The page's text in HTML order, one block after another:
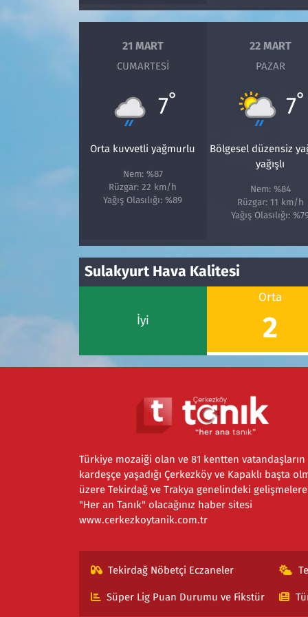
21 MART
CUMARTESI
7°
Orta kuvvetli yağmurlu
Nem: %87
Rüzgar: 22 km/h
Yağış Olasılığı: %89
22 MART
PAZAR
7°
Bölgesel düzensiz
yağışlı
Nem: %84
Rüzgar: 11 km/h
Yağış Olasılığı:
Sulakyurt Hava Kalitesi
İyi
Orta
2
Türkiye mozaiği olan ve 81 kentten vatandaşların
kardeşçe yaşadığı Çerkezköy ve Kapaklı başta
üzere Tekirdağ ve Trakya genelindeki gelişmelere
"Her an Tanık" olacağınız haber sitesi
www.cerkezkoytanik.com.tr
Tekirdağ Nöbetçi Eczaneler
Süper Lig Puan Durumu ve Fikstür